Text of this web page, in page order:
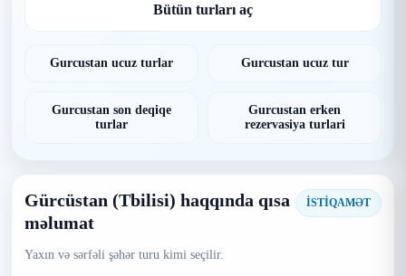
Bütün turları aç
Gurcustan ucuz turlar Gurcustan ucuz tur
Gurcustan son deqiqe
turlar
Gurcustan erken
rezervasiya turlari
Gürcüstan (Tbilisi) haqqında qısa
məlumat
Yaxın və sərfəli şəhər turu kimi seçilir.
İSTİQAMƏT